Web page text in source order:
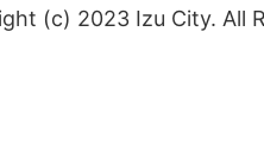
(c) 2023 Izu City. All